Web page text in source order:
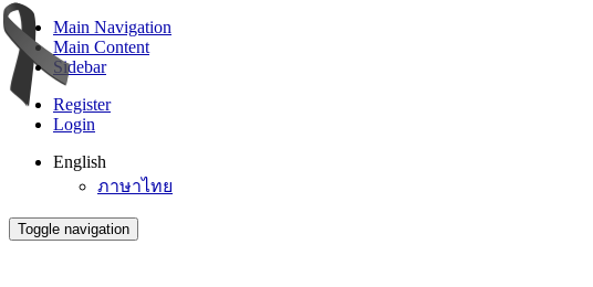
Main Navigation
Main Content
Sidebar
Register
Login
English
ภาษาไทย
Toggle navigation